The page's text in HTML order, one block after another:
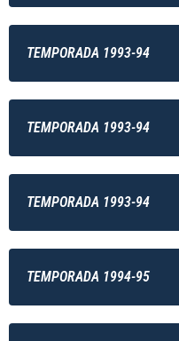
TEMPORADA 1993-94
TEMPORADA 1993-94
TEMPORADA 1993-94
TEMPORADA 1994-95